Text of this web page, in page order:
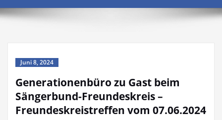
Juni 8, 2024
Generationenbüro zu Gast beim
Sängerbund-Freundeskreis –
Freundeskreistreffen vom 07.06.2024